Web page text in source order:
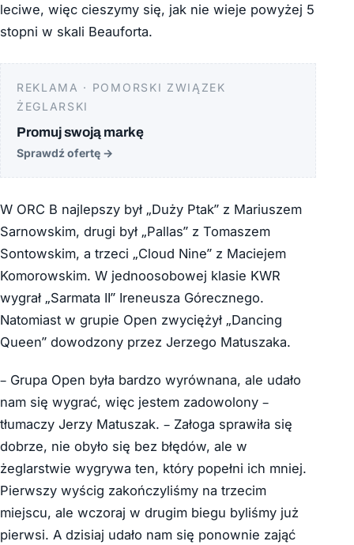
leciwe, więc cieszymy się, jak nie wieje powyżej 5
stopni w skali Beauforta.
REKLAMA · POMORSKI ZWIĄZEK
ŻEGLARSKI
Promuj swoją markę
Sprawdź ofertę →
W ORC B najlepszy był „Duży Ptak” z Mariuszem
Sarnowskim, drugi był „Pallas” z Tomaszem
Sontowskim, a trzeci „Cloud Nine” z Maciejem
Komorowskim. W jednoosobowej klasie KWR
wygrał „Sarmata II” Ireneusza Górecznego.
Natomiast w grupie Open zwyciężył „Dancing
Queen” dowodzony przez Jerzego Matuszaka.
– Grupa Open była bardzo wyrównana, ale udało
nam się wygrać, więc jestem zadowolony –
tłumaczy Jerzy Matuszak. – Załoga sprawiła się
dobrze, nie obyło się bez błędów, ale w
żeglarstwie wygrywa ten, który popełni ich mniej.
Pierwszy wyścig zakończyliśmy na trzecim
miejscu, ale wczoraj w drugim biegu byliśmy już
pierwsi. A dzisiaj udało nam się ponownie zająć